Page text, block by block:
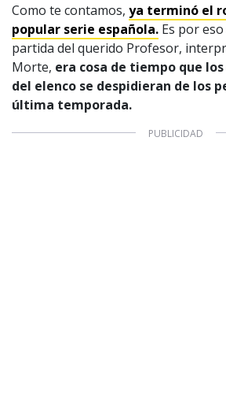
Como te contamos, ya terminó el
popular serie española. Es por
partida del querido Profesor,
Morte, era cosa de tiempo que
del elenco se despidieran de los
última temporada.